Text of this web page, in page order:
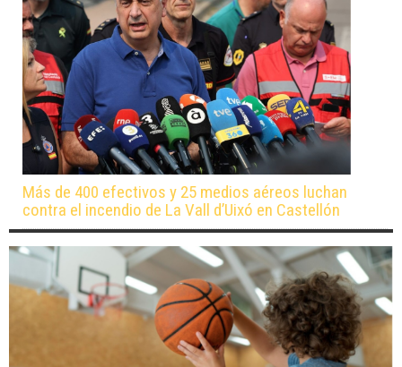
Más de 400 efectivos y 25 medios aéreos luchan
contra el incendio de La Vall d’Uixó en Castellón